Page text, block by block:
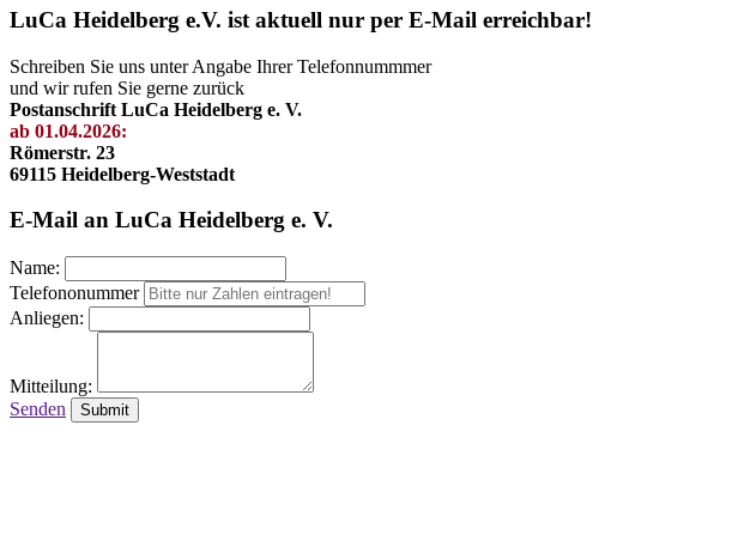
LuCa Heidelberg e.V. ist aktuell nur per E-Mail erreichbar!
Schreiben Sie uns unter Angabe Ihrer Telefonnummmer
und wir rufen Sie gerne zurück
Postanschrift LuCa Heidelberg e. V.
ab 01.04.2026:
Römerstr. 23
69115 Heidelberg-Weststadt
E-Mail an LuCa Heidelberg e. V.
Name:
Telefononummer
Anliegen:
Mitteilung:
Senden